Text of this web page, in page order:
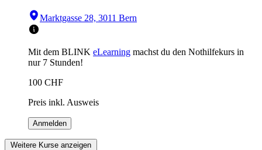
Marktgasse 28, 3011 Bern
Mit dem BLINK eLearning machst du den Nothilfekurs in
nur 7 Stunden!
100 CHF
Preis inkl. Ausweis
Anmelden
Weitere Kurse anzeigen